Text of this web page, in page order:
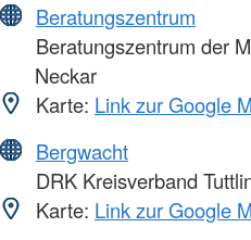
Beratungszentrum
Beratungszentrum der
Neckar
Karte: Link zur Google
Bergwacht
DRK Kreisverband
Karte: Link zur Google